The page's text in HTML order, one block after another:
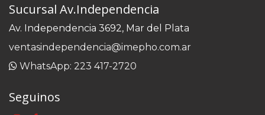
Sucursal Av.Independencia
Av. Independencia 3692, Mar del Plata
ventasindependencia@imepho.com.ar
WhatsApp: 223 417-2720
Seguinos